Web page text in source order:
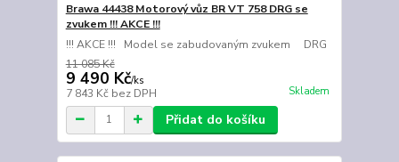
Brawa 44438 Motorový vůz BR VT 758 DRG se
zvukem !!! AKCE !!!
!!! AKCE !!! Model se zabudovaným zvukem DRG
11 085 Kč
9 490 Kč/ks
7 843 Kč bez DPH Skladem
Přidat do košíku